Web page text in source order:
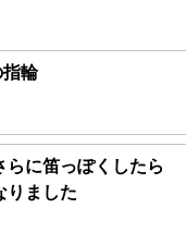
指輪
らに笛っぽくしたら
りました